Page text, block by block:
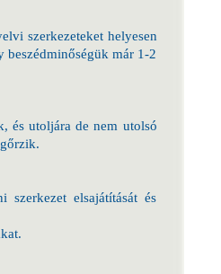
szerkezeteket helyesen
már 1-2
és utoljára de nem utolsó
elsajátítását és